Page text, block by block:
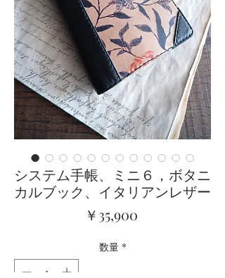
システム手帳、ミニ６，ボタニ
カルブック、イタリアンレザー
￥35,900価
数量 *